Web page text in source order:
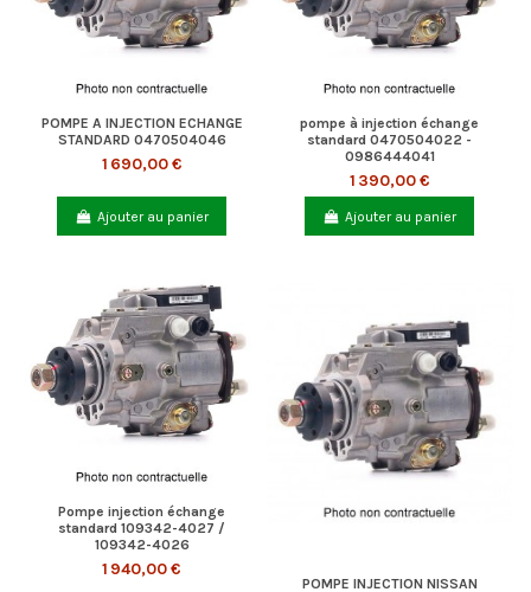
POMPE A INJECTION ECHANGE
STANDARD 0470504046
1 690,00 €
Ajouter au panier
pompe à injection échange
standard 0470504022 -
0986444041
1 390,00 €
Ajouter au panier
Pompe injection échange
standard 109342-4027 /
109342-4026
1 940,00 €
POMPE INJECTION NISSAN